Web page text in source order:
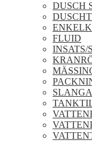
DUSCH
FLUID
INSATS/